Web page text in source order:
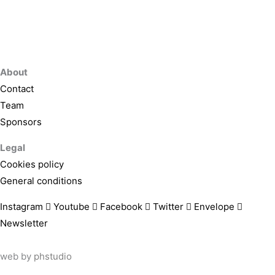
About
Contact
Team
Sponsors
Legal
Cookies policy
General conditions
Instagram Youtube Facebook Twitter
Envelope
Newsletter
web by phstudio